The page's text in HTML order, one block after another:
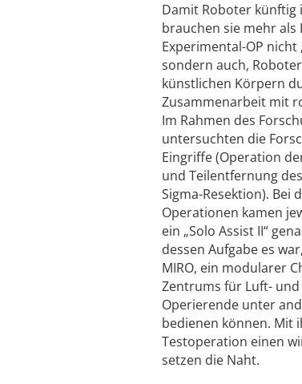
Damit Roboter künftig
brauchen sie mehr als
Experimental-OP
sondern auch,
künstlichen Körpern
Zusammenarbeit mit
Im Rahmen des
untersuchten die
Eingriffe (Operation
und Teilentfernung
Sigma-Resektion). Bei
Operationen kamen
ein „Solo Assist II“
dessen Aufgabe es
MIRO, ein modularer
Zentrums für Luft- und
Operierende unter
bedienen können. Mit
Testoperation einen
setzen die Naht.